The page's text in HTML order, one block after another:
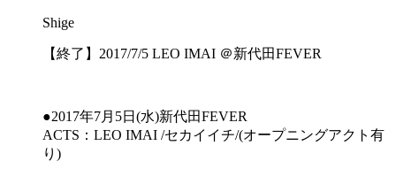
Shige
【終了】2017/7/5 LEO IMAI ＠新代田FEVER
●2017年7月5日(水)新代田FEVER
ACTS：LEO IMAI /セカイイチ/(オープニングアクト有
り)